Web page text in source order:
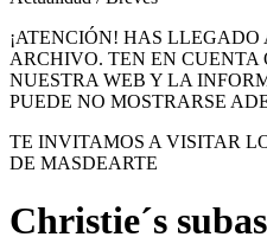
¡ATENCIÓN! HAS
ARCHIVO. TEN EN
NUESTRA WEB Y LA
PUEDE NO MOSTRARSE
TE INVITAMOS A VISITAR
DE MASDEARTE
Christie´s